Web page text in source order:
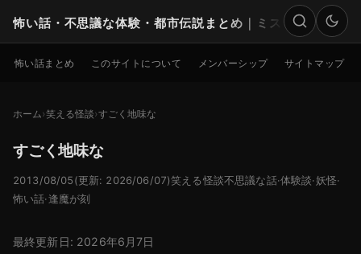
怖い話・不思議な体験・都市伝説まとめ｜ミステリー
検索
怖い話まとめ このサイトについて メンバーシップ サイトマップ
ホーム 笑える怪談 すごく地味な
すごく地味な
2013/08/05 (更新: 2026/06/07)笑える怪談不思議な話·体験談·妖怪·
怖い話·逢魔が刻
最終更新日: 2026年6月7日